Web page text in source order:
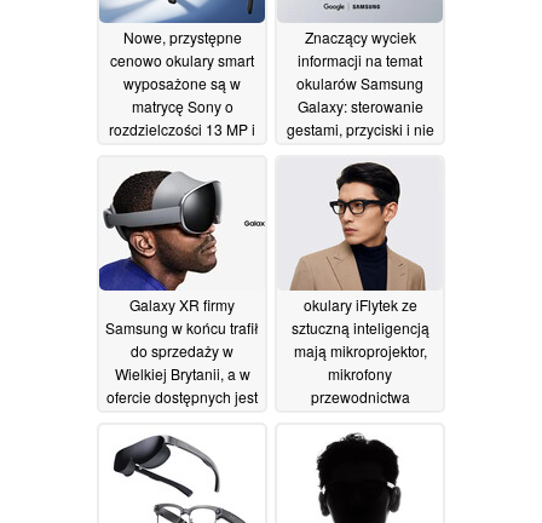
Nowe, przystępne
cenowo okulary smart
wyposażone są w
matrycę Sony o
rozdzielczości 13 MP i
godzin pracy na baterii
01/07/2026
Znaczący wyciek
informacji na temat
okularów Samsung
Galaxy: sterowanie
gestami, przyciski i nie
tylko01/07/2026
Galaxy XR firmy
Samsung w końcu trafił
do sprzedaży w
Wielkiej Brytanii, a w
ofercie dostępnych jest
18/06/2026
okulary iFlytek ze
sztuczną inteligencją
mają mikroprojektor,
mikrofony
przewodnictwa
zaledwie 40 g04/06/2026